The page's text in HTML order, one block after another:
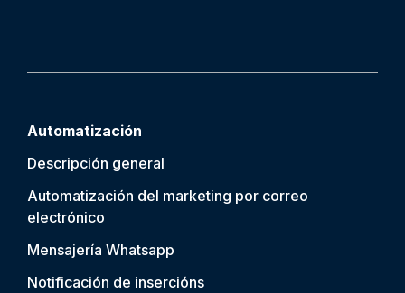
Automatización
Descripción general
Automatización del marketing por correo
electrónico
Mensajería Whatsapp
Notificación de insercións